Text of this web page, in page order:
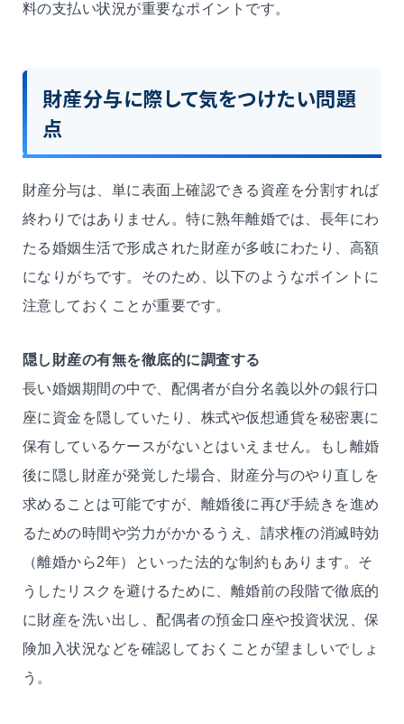
料の支払い状況が重要なポイントです。
財産分与に際して気をつけたい問題
点
財産分与は、単に表面上確認できる資産を分割すれば
終わりではありません。特に熟年離婚では、長年にわ
たる婚姻生活で形成された財産が多岐にわたり、高額
になりがちです。そのため、以下のようなポイントに
注意しておくことが重要です。
隠し財産の有無を徹底的に調査する
長い婚姻期間の中で、配偶者が自分名義以外の銀行口
座に資金を隠していたり、株式や仮想通貨を秘密裏に
保有しているケースがないとはいえません。もし離婚
後に隠し財産が発覚した場合、財産分与のやり直しを
求めることは可能ですが、離婚後に再び手続きを進め
るための時間や労力がかかるうえ、請求権の消滅時効
（離婚から2年）といった法的な制約もあります。そ
うしたリスクを避けるために、離婚前の段階で徹底的
に財産を洗い出し、配偶者の預金口座や投資状況、保
険加入状況などを確認しておくことが望ましいでしょ
う。